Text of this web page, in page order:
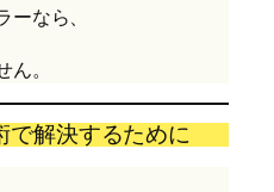
なら、
。
で解決するために